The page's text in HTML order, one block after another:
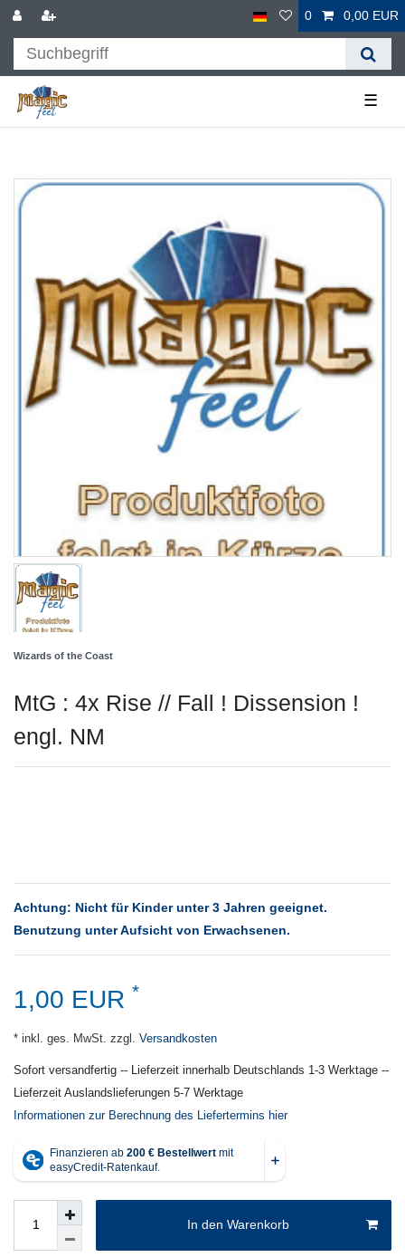
0 0,00 EUR
☰
Wizards of the Coast
MtG : 4x Rise // Fall ! Dissension !
engl. NM
Achtung: Nicht für Kinder unter 3 Jahren geeignet.
Benutzung unter Aufsicht von Erwachsenen.
1,00 EUR *
* inkl. ges. MwSt. zzgl. Versandkosten
Sofort versandfertig -- Lieferzeit innerhalb Deutschlands 1-3 Werktage --
Lieferzeit Auslandslieferungen 5-7 Werktage
Informationen zur Berechnung des Liefertermins hier
In den Warenkorb